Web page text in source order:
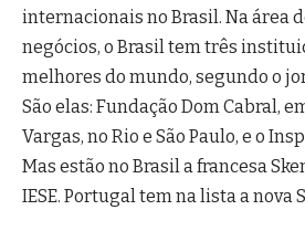
internacionais no Brasil. Na área
negócios, o Brasil tem três
melhores do mundo, segundo o
São elas: Fundação Dom Cabral,
Vargas, no Rio e São Paulo, e o
Mas estão no Brasil a francesa
IESE. Portugal tem na lista a nova